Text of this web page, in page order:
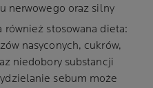
nerwowego oraz silny
również stosowana dieta:
nasyconych, cukrów,
niedobory substancji
sebum może